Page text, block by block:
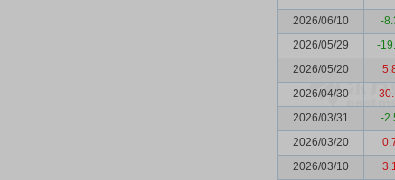
2026/06/10
-
2026/05/29
-
2026/05/20
2026/04/30
2026/03/31
-
2026/03/20
2026/03/10